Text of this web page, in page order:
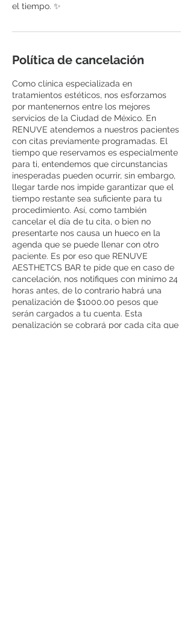
el tiempo. ✨
Política de cancelación
Como clínica especializada en
tratamientos estéticos, nos esforzamos
por mantenernos entre los mejores
servicios de la Ciudad de México. En
RENUVE atendemos a nuestros pacientes
con citas previamente programadas. El
tiempo que reservamos es especialmente
para ti, entendemos que circunstancias
inesperadas pueden ocurrir, sin embargo,
llegar tarde nos impide garantizar que el
tiempo restante sea suficiente para tu
procedimiento. Así, como también
cancelar el día de tu cita, o bien no
presentarte nos causa un hueco en la
agenda que se puede llenar con otro
paciente. Es por eso que RENUVE
AESTHETCS BAR te pide que en caso de
cancelación, nos notifiques con mínimo 24
horas antes, de lo contrario habrá una
penalización de $1000.00 pesos que
serán cargados a tu cuenta. Esta
penalización se cobrará por cada cita que